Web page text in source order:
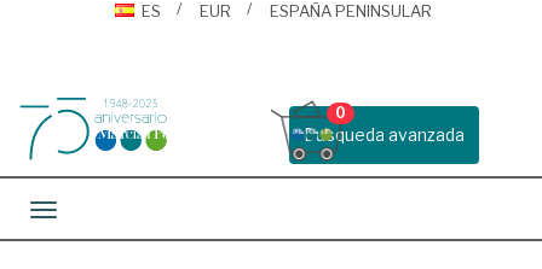
ES
EUR ESPAÑA PENINSULAR
Busqueda avanzada
0
Toggle navigation